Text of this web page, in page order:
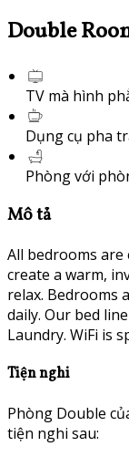
Double
TV mà hình
Dụng cụ pha
Phòng với
Mô tả
All bedrooms
create a warm,
relax. Bedrooms
daily. Our bed
Laundry. WiFi is
Tiện nghi
Phòng Double
tiện nghi sau: